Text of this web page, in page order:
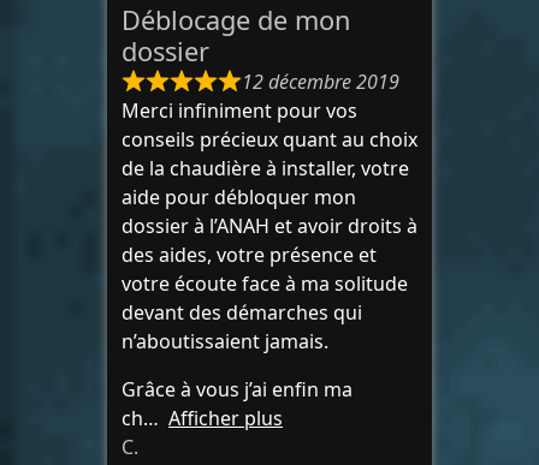
Déblocage de mon
dossier
12 décembre 2019
Merci infiniment pour vos
conseils précieux quant au choix
de la chaudière à installer, votre
aide pour débloquer mon
dossier à l’ANAH et avoir droits à
des aides, votre présence et
votre écoute face à ma solitude
devant des démarches qui
n’aboutissaient jamais.
Grâce à vous j’ai enfin ma
ch
Afficher plus
C.